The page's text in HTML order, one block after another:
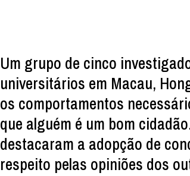
Um grupo de cinco
universitários em Macau,
os comportamentos
que alguém é um bom
destacaram a adopção de
respeito pelas opiniões dos